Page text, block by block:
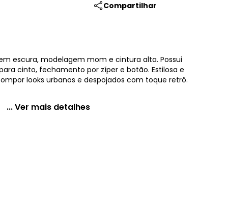
Jeans
Compartilhar
escura, modelagem mom e cintura alta. Possui
cinto, fechamento por zíper e botão. Estilosa e
looks urbanos e despojados com toque retrô.
... Ver mais detalhes